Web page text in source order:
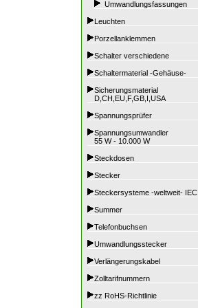
Umwandlungsfassungen
Leuchten
Porzellanklemmen
Schalter verschiedene
Schaltermaterial -Gehäuse-
Sicherungsmaterial
D,CH,EU,F,GB,I,USA
Spannungsprüfer
Spannungsumwandler
55 W - 10.000 W
Steckdosen
Stecker
Steckersysteme -weltweit- IEC
Summer
Telefonbuchsen
Umwandlungsstecker
Verlängerungskabel
Zolltarifnummern
zz RoHS-Richtlinie